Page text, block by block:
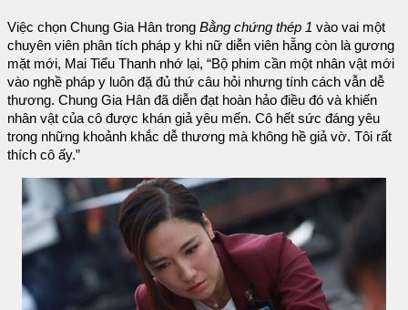
Việc chọn Chung Gia Hân trong Bằng chứng thép 1 vào vai một
chuyên viên phân tích pháp y khi nữ diễn viên hẵng còn là gương
mặt mới, Mai Tiểu Thanh nhớ lại, “Bộ phim cần một nhân vật mới
vào nghề pháp y luôn đặ đủ thứ câu hỏi nhưng tính cách vẫn dễ
thương. Chung Gia Hân đã diễn đạt hoàn hảo điều đó và khiến
nhân vật của cô được khán giả yêu mến. Cô hết sức đáng yêu
trong những khoảnh khắc dễ thương mà không hề giả vờ. Tôi rất
thích cô ấy.”